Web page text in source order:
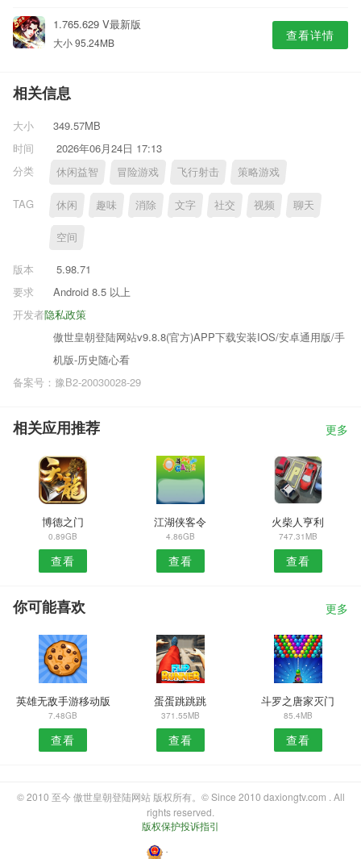
1.765.629 V最新版
大小 95.24MB 查看详情
相关信息
大小
349.57MB
时间
2026年06月24日 17:13
分类
休闲益智 冒险游戏 飞行射击 策略游戏
TAG 休闲 趣味 消除 文字 社交 视频 聊天
空间
版本
5.98.71
要求
Android 8.5 以上
隐私政策
开发者
傲世皇朝登陆网站v9.8.8(官方)APP下载安装IOS/安卓通用版/手
机版-历史随心看
备案号：豫B2-20030028-29
相关应用推荐 更多
博德之门
0.89GB
查看
江湖侠客令
4.86GB
查看
火柴人亨利
747.31MB
查看
你可能喜欢 更多
英雄无敌手游移动版
7.48GB
查看
蛋蛋跳跳跳
371.55MB
查看
斗罗之唐家灭门
85.4MB
查看
© 2010 至今 傲世皇朝登陆网站 版权所有。© Since 2010 daxiongtv.com . All
rights reserved.
版权保护投诉指引
・